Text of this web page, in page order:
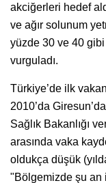
akciğerleri hedef
ve ağır solunum
yüzde 30 ve 40
vurguladı.
Türkiye’de ilk
2010’da
Sağlık Bakanlığı
arasında vaka
oldukça düşük
"Bölgemizde şu an